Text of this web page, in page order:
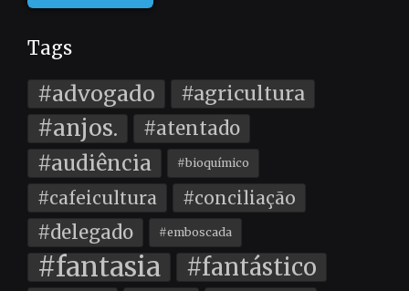
Tags
#advogado #agricultura
#anjos. #atentado
#audiência #bioquímico
#cafeicultura #conciliação
#delegado #emboscada
#fantasia #fantástico